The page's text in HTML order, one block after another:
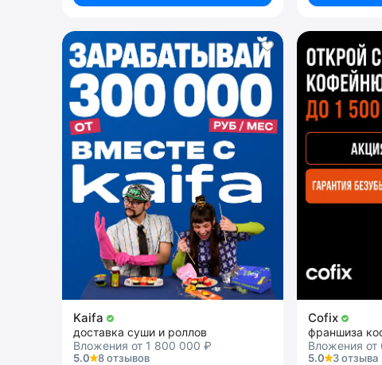
Kaifa
доставка суши и роллов
Вложения от 1 800 000 ₽
5.0
8 отзывов
Cofix
франшиза
Вложения
5.0
3 отзыва